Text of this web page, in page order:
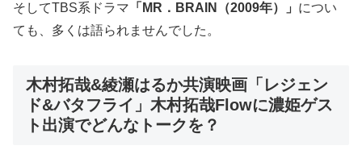
そしてTBS系ドラマ 「MR．BRAIN（2009年）」 につい
ても、多くは語られませんでした。
木村拓哉&綾瀬はるか共演映画「レジェン
ド&バタフライ」木村拓哉Flowに濃姫ゲス
ト出演でどんなトークを？